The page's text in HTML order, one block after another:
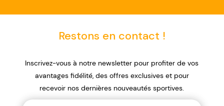
Restons en contact !
Inscrivez-vous à notre newsletter pour profiter de vos
avantages fidélité, des offres exclusives et pour
recevoir nos dernières nouveautés sportives.